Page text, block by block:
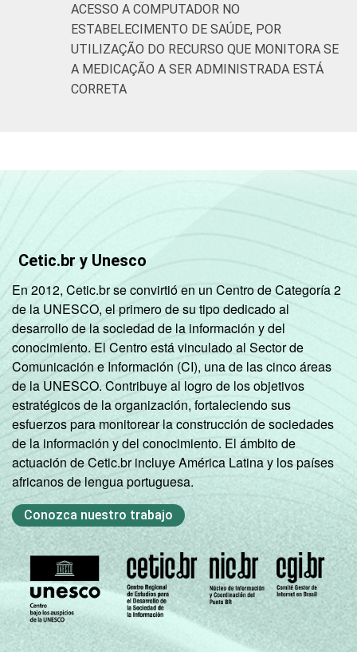
ACESSO A COMPUTADOR NO
ESTABELECIMENTO DE SAÚDE, POR
UTILIZAÇÃO DO RECURSO QUE MONITORA SE
A MEDICAÇÃO A SER ADMINISTRADA ESTÁ
CORRETA
Cetic.br y Unesco
En 2012, Cetic.br se convirtió en un Centro de Categoría 2
de la UNESCO, el primero de su tipo dedicado al
desarrollo de la sociedad de la información y del
conocimiento. El Centro está vinculado al Sector de
Comunicación e Información (CI), una de las cinco áreas
de la UNESCO. Contribuye al logro de los objetivos
estratégicos de la organización, fortaleciendo sus
esfuerzos para monitorear la construcción de sociedades
de la información y del conocimiento. El ámbito de
actuación de Cetic.br incluye América Latina y los países
africanos de lengua portuguesa.
Conozca nuestro trabajo